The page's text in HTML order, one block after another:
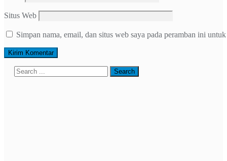
Situs Web
Simpan nama, email, dan situs web saya pada peramban ini